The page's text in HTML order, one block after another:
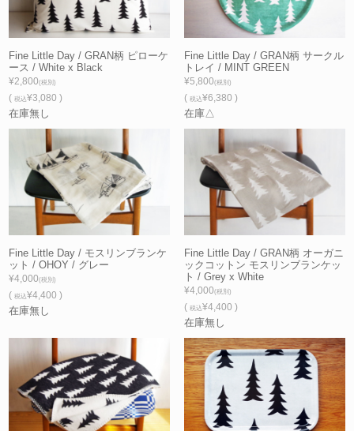
Fine Little Day / GRAN柄 ピローケ
ース / White x Black
¥2,800(税別)
(税込¥3,080 )
在庫無し
Fine Little Day / GRAN柄 サークル
トレイ / MINT GREEN
¥5,800(税別)
( 税込¥6,380 )
在庫△
Fine Little Day / モスリンブランケ
ット / OHOY / グレー
¥4,000(税別)
(税込¥4,400 )
在庫無し
Fine Little Day / GRAN柄 オーガニ
ックコットン モスリンブランケッ
ト / Grey x White
¥4,000(税別)
( 税込¥4,400 )
在庫無し